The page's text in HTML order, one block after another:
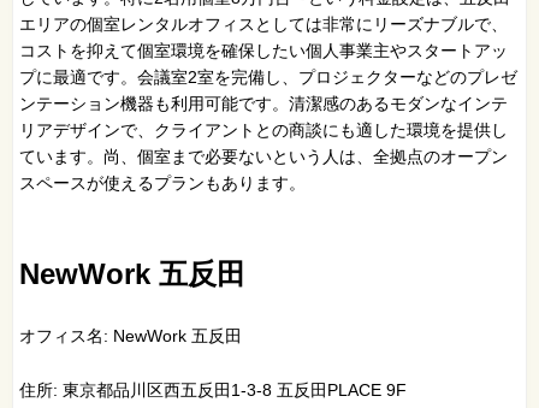
エリアの個室レンタルオフィスとしては非常にリーズナブルで、
コストを抑えて個室環境を確保したい個人事業主やスタートアッ
プに最適です。会議室2室を完備し、プロジェクターなどのプレゼ
ンテーション機器も利用可能です。清潔感のあるモダンなインテ
リアデザインで、クライアントとの商談にも適した環境を提供し
ています。尚、個室まで必要ないという人は、全拠点のオープン
スペースが使えるプランもあります。
NewWork 五反田
オフィス名: NewWork 五反田
住所: 東京都品川区西五反田1-3-8 五反田PLACE 9F